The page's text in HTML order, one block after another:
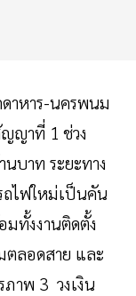
าหาร-นครพนม
ญาที่ 1 ช่วง
บาท ระยะทาง
ถไฟใหม่เป็นคัน
มทั้งงานติดตั้ง
ลอดสาย และ
าพ 3 วงเงิน